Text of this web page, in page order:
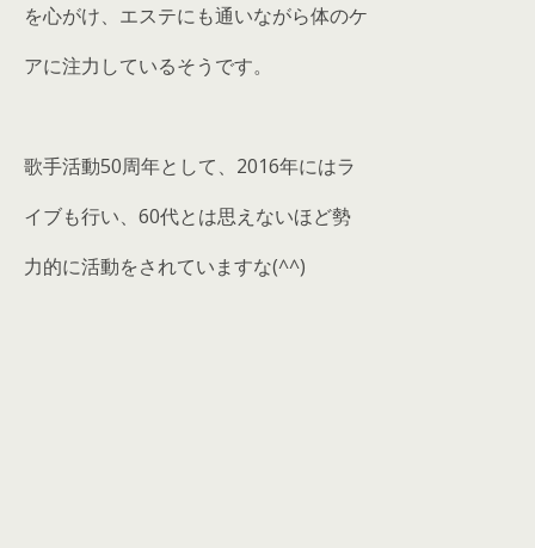
を心がけ、エステにも通いながら体のケ
アに注力しているそうです。
歌手活動50周年として、2016年にはラ
イブも行い、60代とは思えないほど勢
力的に活動をされていますな(^^)